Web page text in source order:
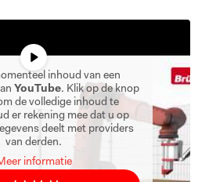
inhoud van een
YouTube. Klik op de knop
de volledige inhoud te
er rekening mee dat u op
deelt met providers
van derden.
informatie